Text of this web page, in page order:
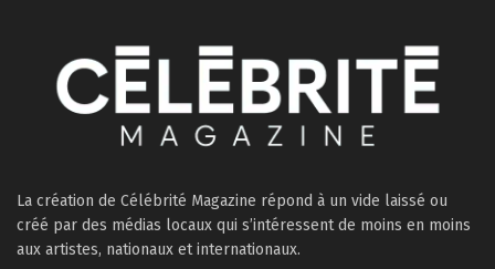
La création de Célébrité Magazine répond à un vide laissé ou
créé par des médias locaux qui s’intéressent de moins en moins
aux artistes, nationaux et internationaux.